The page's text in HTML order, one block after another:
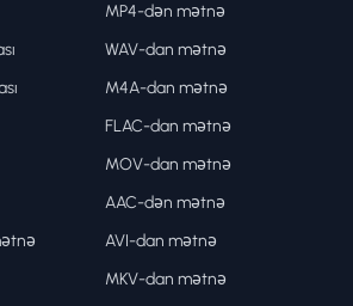
MP4-dən mətnə
WAV-dan mətnə
M4A-dan mətnə
FLAC-dan mətnə
MOV-dan mətnə
AAC-dən mətnə
AVI-dan mətnə
MKV-dan mətnə